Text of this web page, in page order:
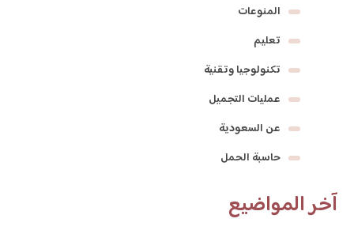
المنوعات
تعليم
تكنولوجيا وتقنية
عمليات التجميل
عن السعودية
حاسبة الحمل
آخر المواضيع